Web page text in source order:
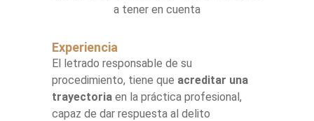
a tener en cuenta
Experiencia
El letrado responsable de su
procedimiento, tiene que acreditar una
trayectoria en la práctica profesional,
capaz de dar respuesta al delito